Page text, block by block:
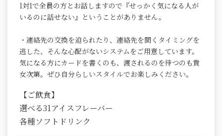
1対1で全員の方とお話しますので『せっかく気になる人が
いるのに話せない』ということがありません。
・連絡先の交換を迫られたり、連絡先を聞くタイミングを
逃した、そんな心配がないシステムをご用意しています。
気になる方にカードを書くのも、渡されるのを待つのも貴
女次第。ぜひ自分らしいスタイルでお楽しみください。
【ご飲食】
選べる31アイスフレーバー
各種ソフトドリンク